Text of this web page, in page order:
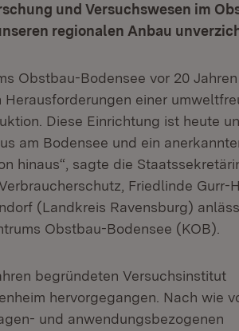
und Versuchswesen im
regionalen Anbau
Obstbau-Bodensee vor 20
einer
Diese Einrichtung ist heute
am Bodensee und ein
hinaus“, sagte die
Friedlinde Gurr-
(Landkreis Ravensburg)
Obstbau-Bodensee (KOB).
begründeten Versuchsinstitut
hervorgegangen. Nach wie
und anwendungsbezogenen